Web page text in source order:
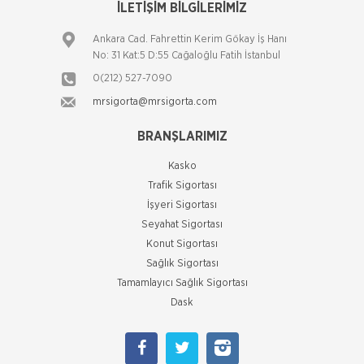
kapsamlı trafik poliçesi olma özelliğini taşıyan
HDI Sigorta
değerliyse, bizim için de o kadar değerlidir. Sigorta
Zorunlu Deprem Sigortası
Deprem Sigortası, genel anlamda, belediye sınırları
içinde kalan meskenlere yönelik olarak oluşturulan
bir sigorta sistemidir. Belirtilen koşullara uyan, kat
İş Yeri Sigortası
İLETİŞİM BİLGİLERİMİZ
Ankara Cad. Fahrettin Kerim Gökay İş Hanı
No: 31 Kat:5 D:55 Cağaloğlu Fatih İstanbul
0(212) 527-7090
mrsigorta@mrsigorta.com
BRANŞLARIMIZ
Kasko
Trafik Sigortası
İşyeri Sigortası
Seyahat Sigortası
Konut Sigortası
Sağlık Sigortası
Tamamlayıcı Sağlık Sigortası
Dask